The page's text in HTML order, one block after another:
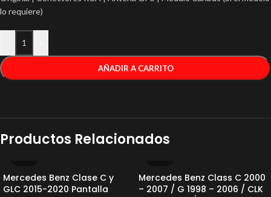
lo requiere)
AÑADIR A CARRITO
Productos Relacionados
Mercedes Benz Clase C y
GLC 2015-2020 Pantalla
Mercedes Benz Class C 2000
– 2007 / G 1998 – 2006 / CLK